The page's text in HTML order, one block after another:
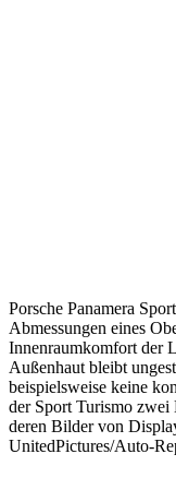
Porsche Panamera
Abmessungen eines
Innenraumkomfort der
Außenhaut bleibt
beispielsweise keine
der Sport Turismo zwei
deren Bilder von
UnitedPictures/Auto-